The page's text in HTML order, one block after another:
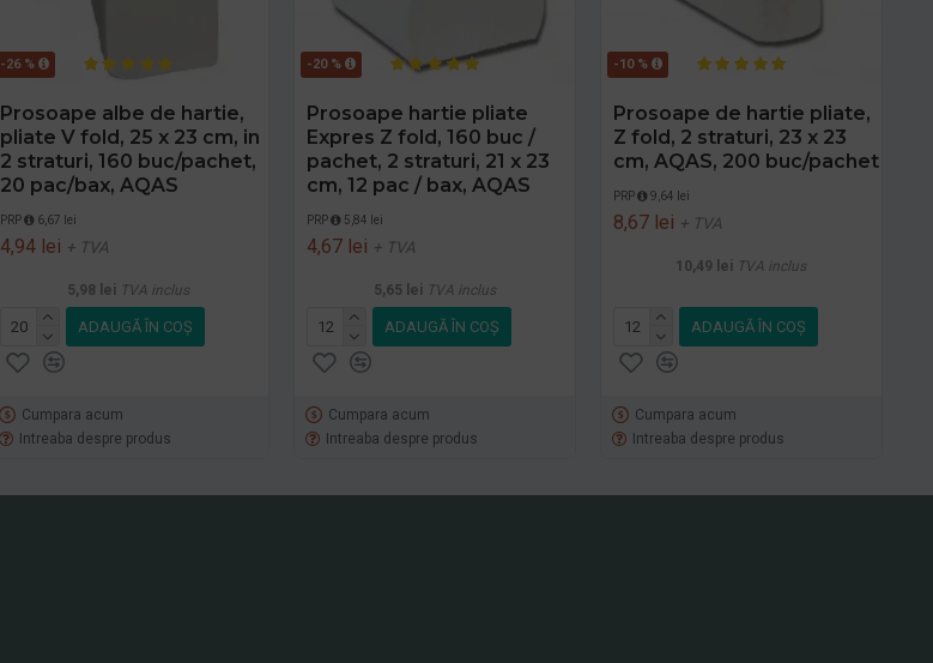
-26 %
Prosoape albe de hartie,
pliate V fold, 25 x 23 cm, in
2 straturi, 160 buc/pachet,
20 pac/bax, AQAS
PRP 6,67 lei
4,94 lei + TVA
5,98 lei TVA inclus
ADAUGĂ ÎN COŞ
Cumpara acum
Intreaba despre produs
-20 %
Prosoape hartie pliate
Expres Z fold, 160 buc /
pachet, 2 straturi, 21 x 23
cm, 12 pac / bax, AQAS
PRP 5,84 lei
4,67 lei + TVA
5,65 lei TVA inclus
ADAUGĂ ÎN COŞ
Cumpara acum
Intreaba despre produs
-10 %
Prosoape de hartie pliate,
Z fold, 2 straturi, 23 x 23
cm, AQAS, 200 buc/pachet
PRP 9,64 lei
8,67 lei + TVA
10,49 lei TVA inclus
ADAUGĂ ÎN COŞ
Cumpara acum
Intreaba despre produs